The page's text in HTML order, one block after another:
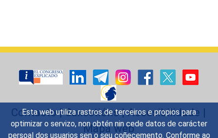
Esta web utiliza rastros de terceiros e propios para
optimizar o servizo, non obtén nin cede datos de carácter
persoal dos usuarios sen o seu coñecemento. Conforme ao
Contacto|Suxestións|Accesibilidade |
Mapa web